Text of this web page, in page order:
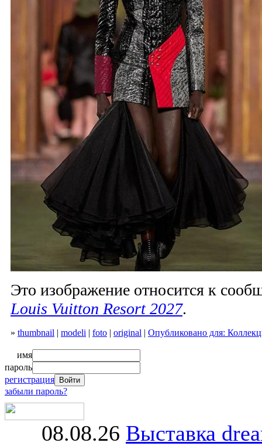
Это изображение относится к
Louis Vuitton Resort 2027.
» thumbnail | modeli | foto | original | Опубликовано для:
имя
пароль
регистрация
забыли пароль?
08.08.26 Выставка